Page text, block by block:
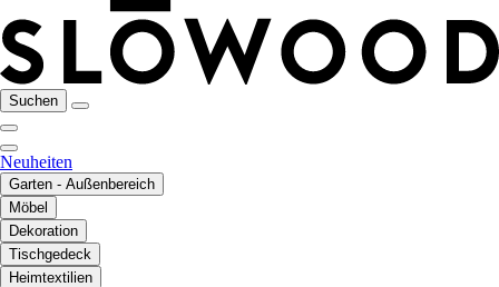
Suchen
Neuheiten
Garten - Außenbereich
Möbel
Dekoration
Tischgedeck
Heimtextilien